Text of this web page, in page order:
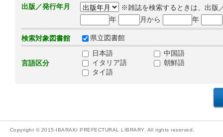
出版／発行年月
※雑誌を検索するときは、出版
年
月から 年
検索対象図書館 県立図書館
言語区分
日本語
中国語
イタリア語
朝鮮語
タイ語
Copyright © 2015-IBARAKI PREFECTURAL LIBRARY. All rights reserved.